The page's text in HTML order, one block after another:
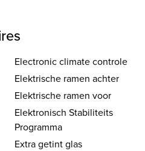
Electronic climate controle
Elektrische ramen achter
Elektrische ramen voor
Elektronisch Stabiliteits
Programma
Extra getint glas